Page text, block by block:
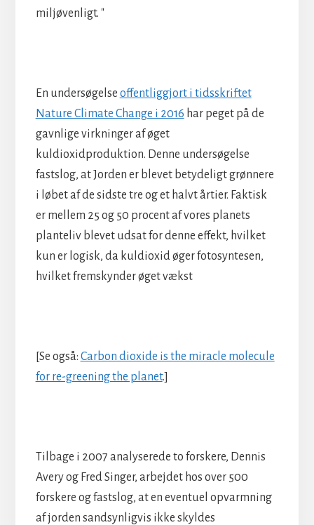
miljøvenligt. "
En undersøgelse offentliggjort i tidsskriftet
Nature Climate Change i 2016 har peget på de
gavnlige virkninger af øget
kuldioxidproduktion. Denne undersøgelse
fastslog, at Jorden er blevet betydeligt grønnere
i løbet af de sidste tre og et halvt årtier. Faktisk
er mellem 25 og 50 procent af vores planets
planteliv blevet udsat for denne effekt, hvilket
kun er logisk, da kuldioxid øger fotosyntesen,
hvilket fremskynder øget vækst
[Se også: Carbon dioxide is the miracle molecule
for re-greening the planet.]
Tilbage i 2007 analyserede to forskere, Dennis
Avery og Fred Singer, arbejdet hos over 500
forskere og fastslog, at en eventuel opvarmning
af jorden sandsynligvis ikke skyldes